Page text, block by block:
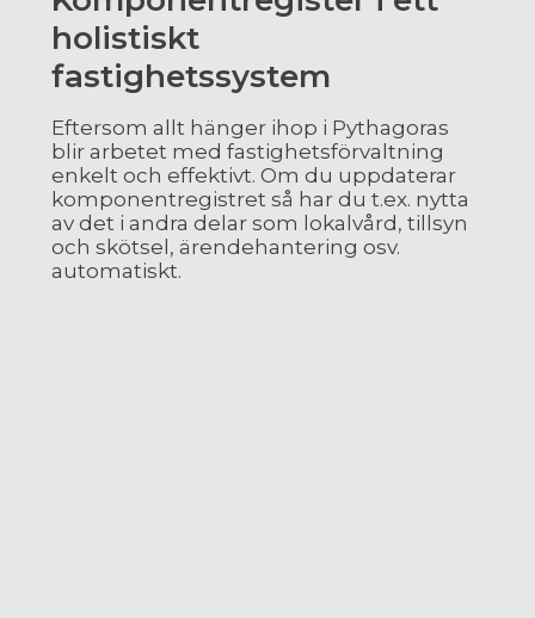
holistiskt
fastighetssystem
Eftersom allt hänger ihop i Pythagoras
blir arbetet med fastighetsförvaltning
enkelt och effektivt. Om du uppdaterar
komponentregistret så har du t.ex. nytta
av det i andra delar som lokalvård, tillsyn
och skötsel, ärendehantering osv.
automatiskt.